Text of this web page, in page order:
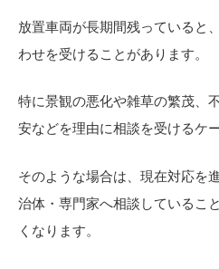
放置車両が長期間残っていると
わせを受けることがあります。
特に景観の悪化や雑草の繁茂、
安などを理由に相談を受けるケ
そのような場合は、現在対応を
治体・専門家へ相談しているこ
くなります。